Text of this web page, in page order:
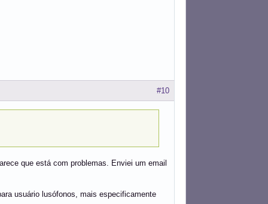
#10
que está com problemas. Enviei um email
usuário lusófonos, mais especificamente